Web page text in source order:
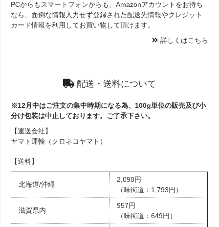
PCからもスマートフォンからも、Amazonアカウントをお持ち
なら、面倒な情報入力せず登録された配送先情報やクレジット
カード情報を利用してお買い物して頂けます。
詳しくはこちら
配送・送料について
※12月中はご注文の集中時期になる為、100g単位の販売及び小
分け包装は中止しております。ご了承下さい。
【運送会社】
ヤマト運輸（クロネコヤマト）
【送料】
北海道/沖縄
2,090円
（味街道：1,793円）
滋賀県内
957円
（味街道：649円）